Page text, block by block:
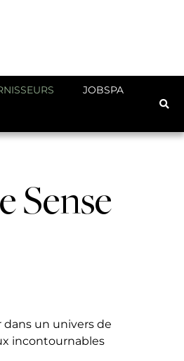
JOBSPA
Sense
un univers de
incontournables